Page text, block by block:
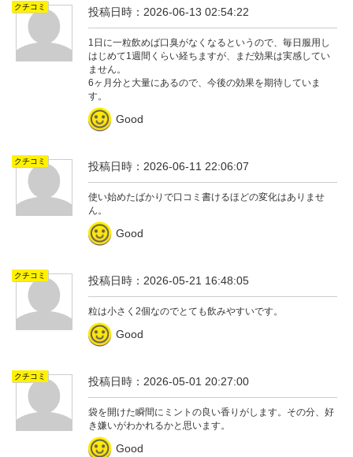
クチコミ 投稿日時：2026-06-13 02:54:22
1日に一粒飲めば口臭がなくなるというので、毎日服用し
はじめて1週間くらい経ちますが、まだ効果は実感してい
ません。
6ヶ月分と大量にあるので、今後の効果を期待していま
す。
Good
クチコミ 投稿日時：2026-06-11 22:06:07
使い始めたばかりで口コミ書けるほどの変化はありませ
ん。
Good
クチコミ 投稿日時：2026-05-21 16:48:05
粒は小さく2個なのでとても飲みやすいです。
Good
クチコミ 投稿日時：2026-05-01 20:27:00
袋を開けた瞬間にミントの良い香りがします。その分、好
き嫌いがわかれるかと思います。
Good